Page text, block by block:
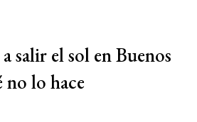
salir el sol en Buenos
lo hace